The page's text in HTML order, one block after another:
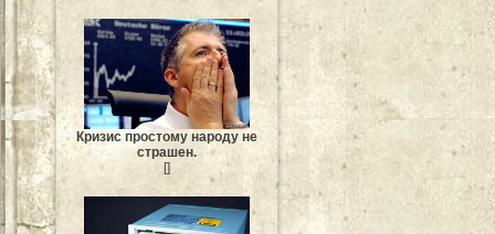
Кризис простому народу не
страшен.
[]